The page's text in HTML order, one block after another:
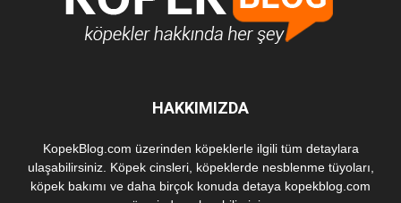
HAKKIMIZDA
KopekBlog.com üzerinden köpeklerle ilgili tüm detaylara
ulaşabilirsiniz. Köpek cinsleri, köpeklerde nesblenme tüyoları,
köpek bakımı ve daha birçok konuda detaya kopekblog.com